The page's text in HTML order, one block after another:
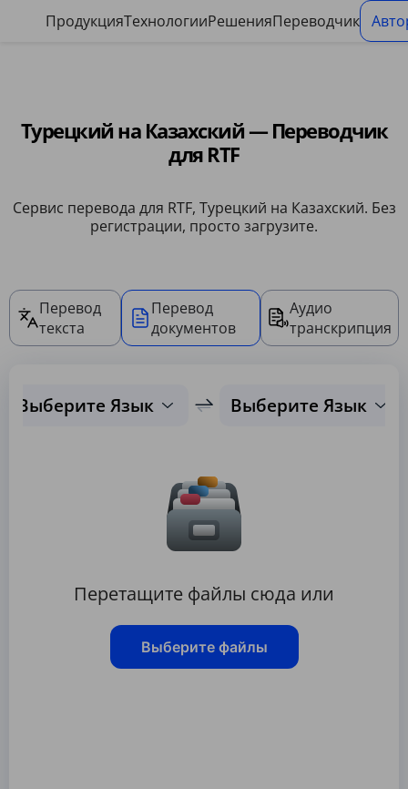
ПродукцияТехнологииРешенияПереводчик
Турецкий на Казахский — Переводчик
для RTF
Сервис перевода для RTF, Турецкий на Казахский. Без
регистрации, просто загрузите.
Перевод
текста
Перевод
документов
Аудио
транскрипция
Выберите Язык Выберите Язык
Перетащите файлы сюда или
Выберите файлы